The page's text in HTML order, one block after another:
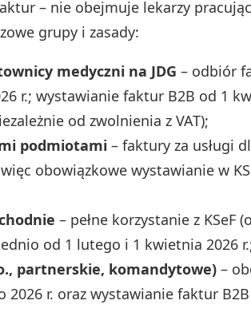
– nie obejmuje lekarzy
grupy i zasady:
medyczni na JDG – odbiór
r.; wystawianie faktur B2B od 1
od zwolnienia z VAT);
podmiotami – faktury za usługi
obowiązkowe wystawianie w
– pełne korzystanie z KSeF
od 1 lutego i 1 kwietnia 2026
partnerskie, komandytowe) –
r. oraz wystawianie faktur